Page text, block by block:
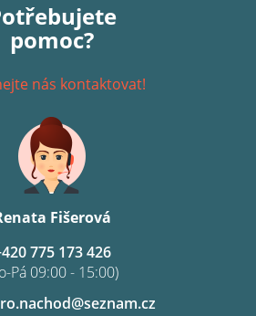
pomoc?
nás kontaktovat!
Fišerová
775 173 426
Pá 09:00 - 15:00)